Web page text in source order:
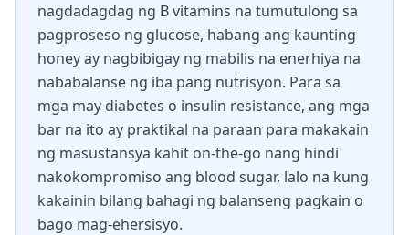
nagdadagdag ng B vitamins na tumutulong sa
pagproseso ng glucose, habang ang kaunting
honey ay nagbibigay ng mabilis na enerhiya na
nababalanse ng iba pang nutrisyon. Para sa
mga may diabetes o insulin resistance, ang mga
bar na ito ay praktikal na paraan para makakain
ng masustansya kahit on-the-go nang hindi
nakokompromiso ang blood sugar, lalo na kung
kakainin bilang bahagi ng balanseng pagkain o
bago mag-ehersisyo.